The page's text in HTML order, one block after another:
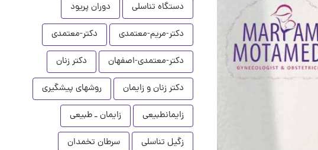
دستگاه تناسلی
دوران پریود
دکتر-مریم-معتمدی
دکتر-معتمدی
دکتر-معتمدی-اصفهان
دکتر زنان
دکتر زنان و زایمان
روشهای پیشگیری
زایمانطبیعی
زایمان ـ طبیعی
زگیل تناسلی
سرطان تخمدان